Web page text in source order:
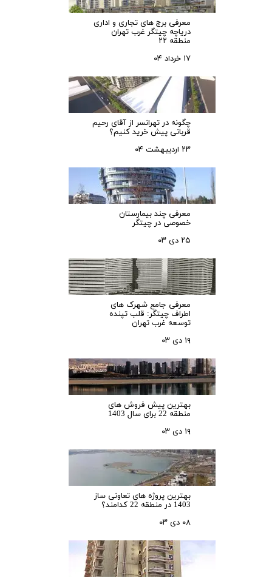
معرفی برج های تجاری و اداری
دریاچه چیتگر غرب تهران
منطقه ۲۲
۱۷ خرداد ۰۴
چگونه در تهرانسر از آقای رحیم
قربانی پیش خرید کنیم؟
۲۳ اردیبهشت ۰۴
معرفی چند بیمارستان
خصوصی در چیتگر
۲۵ دی ۰۳
معرفی جامع شهرک‌ های
اطراف چیتگر: قلب تپنده
توسعه غرب تهران
۱۹ دی ۰۳
بهترین پیش فروش های
منطقه 22 برای سال 1403
۱۹ دی ۰۳
بهترین پروژه های تعاونی ساز
1403 در منطقه 22 کدامند؟
۰۸ دی ۰۳